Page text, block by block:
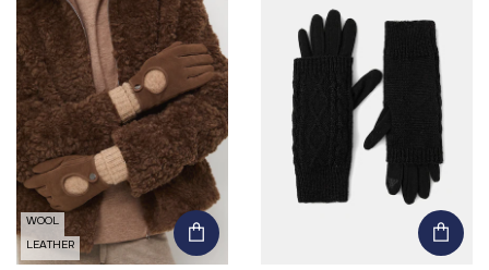
WOOL
LEATHER